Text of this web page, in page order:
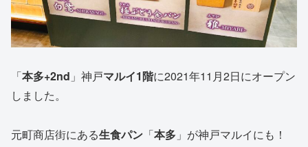
「本多+2nd 」神戸マルイ1階に2021年11月2日にオープン
しました。
元町商店街にある生食パン 「本多 」が神戸マルイにも！